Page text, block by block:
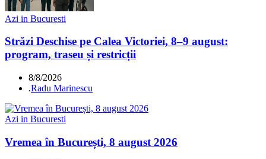
Azi in Bucuresti
Străzi Deschise pe Calea Victoriei, 8–9 august:
program, traseu și restricții
8/8/2026
.Radu Marinescu
Azi in Bucuresti
Vremea în București, 8 august 2026